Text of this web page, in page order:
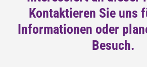
Kontaktieren Sie uns
Informationen oder
Besuch.